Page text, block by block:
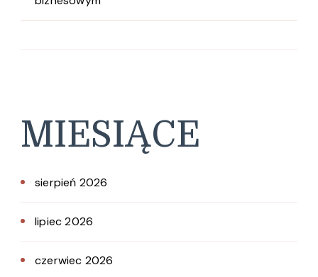
MIESIĄCE
sierpień 2026
lipiec 2026
czerwiec 2026